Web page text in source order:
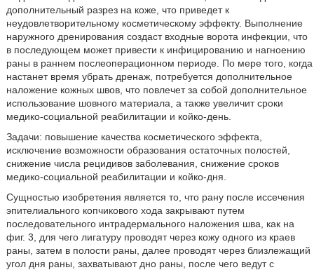
дополнительный разрез на коже, что приведет к
неудовлетворительному косметическому эффекту. Выполнение
наружного дренирования создаст входные ворота инфекции, что
в последующем может привести к инфицированию и нагноению
раны в раннем послеоперационном периоде. По мере того, когда
настанет время убрать дренаж, потребуется дополнительное
наложение кожных швов, что повлечет за собой дополнительное
использование шовного материала, а также увеличит сроки
медико-социальной реабилитации и койко-день.
Задачи: повышение качества косметического эффекта,
исключение возможности образования остаточных полостей,
снижение числа рецидивов заболевания, снижение сроков
медико-социальной реабилитации и койко-дня.
Сущностью изобретения является то, что рану после иссечения
эпителиального копчикового хода закрывают путем
последовательного интрадермального наложения шва, как на
фиг. 3, для чего лигатуру проводят через кожу одного из краев
раны, затем в полости раны, далее проводят через близлежащий
угол дня раны, захватывают дно раны, после чего ведут с